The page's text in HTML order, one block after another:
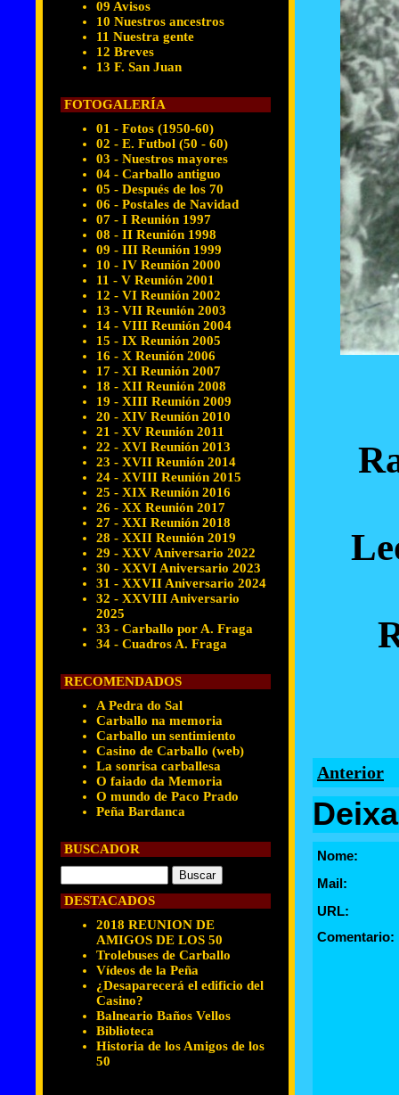
09 Avisos
10 Nuestros ancestros
11 Nuestra gente
12 Breves
13 F. San Juan
FOTOGALERÍA
01 - Fotos (1950-60)
02 - E. Futbol (50 - 60)
03 - Nuestros mayores
04 - Carballo antiguo
05 - Después de los 70
06 - Postales de Navidad
07 - I Reunión 1997
08 - II Reunión 1998
09 - III Reunión 1999
10 - IV Reunión 2000
11 - V Reunión 2001
12 - VI Reunión 2002
13 - VII Reunión 2003
14 - VIII Reunión 2004
15 - IX Reunión 2005
16 - X Reunión 2006
17 - XI Reunión 2007
18 - XII Reunión 2008
19 - XIII Reunión 2009
20 - XIV Reunión 2010
21 - XV Reunión 2011
22 - XVI Reunión 2013
23 - XVII Reunión 2014
24 - XVIII Reunión 2015
25 - XIX Reunión 2016
26 - XX Reunión 2017
27 - XXI Reunión 2018
28 - XXII Reunión 2019
29 - XXV Aniversario 2022
30 - XXVI Aniversario 2023
31 - XXVII Aniversario 2024
32 - XXVIII Aniversario
2025
33 - Carballo por A. Fraga
34 - Cuadros A. Fraga
RECOMENDADOS
A Pedra do Sal
Carballo na memoria
Carballo un sentimiento
Casino de Carballo (web)
La sonrisa carballesa
O faiado da Memoria
O mundo de Paco Prado
Peña Bardanca
BUSCADOR
DESTACADOS
2018 REUNION DE
AMIGOS DE LOS 50
Trolebuses de Carballo
Vídeos de la Peña
¿Desaparecerá el edificio del
Casino?
Balneario Baños Vellos
Biblioteca
Historia de los Amigos de los
50
Anterior
Nome:
Mail:
URL:
Comentario: